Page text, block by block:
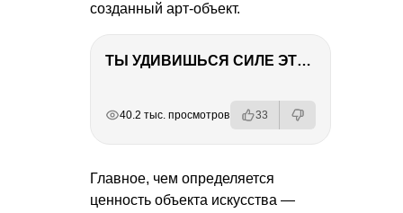
созданный арт-объект.
ТЫ УДИВИШЬСЯ СИЛЕ ЭТО ЧЕЛОВЕКА! Блог о нашей поездке в Вышний Волочек
40.2 тыс. просмотров 33
Главное, чем определяется
ценность объекта искусства —